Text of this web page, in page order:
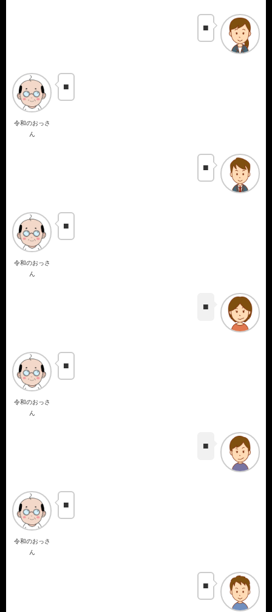
■
令和のおっさ
ん
■
■
令和のおっさ
ん
■
■
令和のおっさ
ん
■
■
令和のおっさ
ん
■
■